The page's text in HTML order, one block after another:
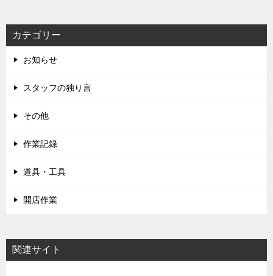
カテゴリー
お知らせ
スタッフの独り言
その他
作業記録
道具・工具
開店作業
関連サイト